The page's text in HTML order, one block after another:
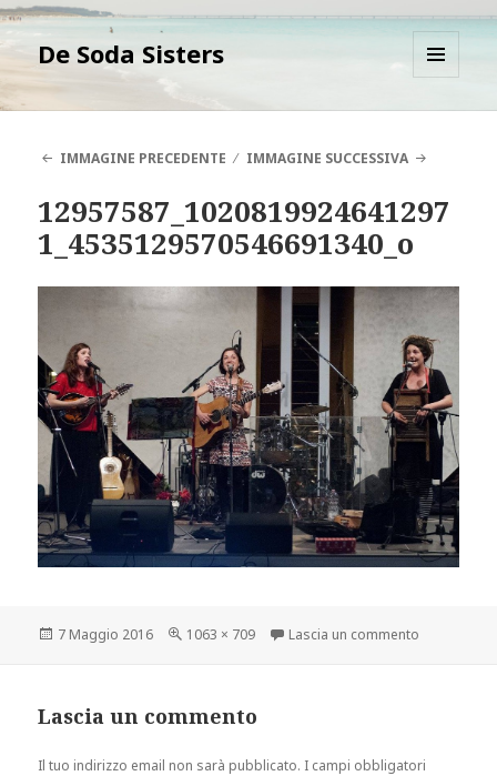
De Soda Sisters
IMMAGINE PRECEDENTE
IMMAGINE SUCCESSIVA
12957587_1020819924641297
1_4535129570546691340_o
Scritto
7 Maggio 2016
Dimensione
1063 × 709 Lascia un commento
Lascia un commento
Il tuo indirizzo email non sarà pubblicato. I campi obbligatori